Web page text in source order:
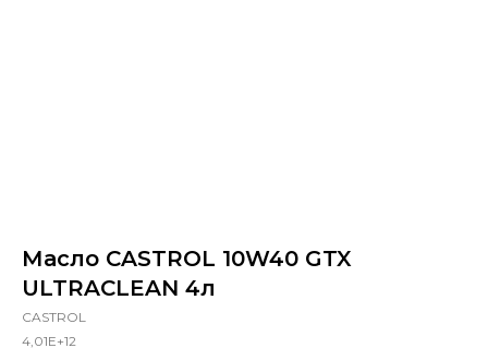
Масло CASTROL 10W40 GTX
ULTRACLEAN 4л
CASTROL
4,01E+12